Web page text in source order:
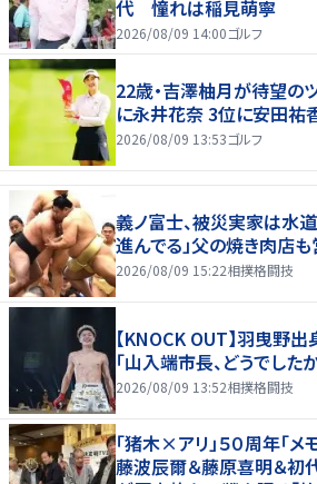
代 憧れは稲見萌寧
2026/08/09 14:00ゴルフ
22歳・吉澤柚月が待望の
に永井花奈 3位に安田祐
2026/08/09 13:53ゴルフ
義ノ富士、被災実家は水
進んでる」父の焼き肉店
2026/08/09 15:22相撲格闘技
【KNOCK OUT】羽曳野
「山入端市長、どうでした
2026/08/09 13:52相撲格闘技
「猪木×アリ」５０周年「
藤波辰爾＆藤原喜明＆初